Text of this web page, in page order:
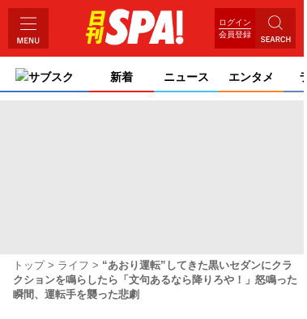
ログイン
会員登録
サブスク 新着 ニュース エンタメ
トップ ライフ
“あおり運転”してきた黒いセダンにクラ
クションを鳴らしたら「文句あるなら降りろや！」怒鳴った
瞬間、運転手を襲った悲劇